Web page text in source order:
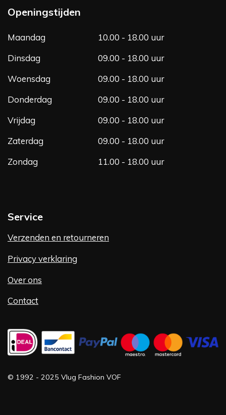
b
o
k
a
g
Openingstijden
Maandag
10.00 - 18.00 uur
Dinsdag
09.00 - 18.00 uur
Woensdag
09.00 - 18.00 uur
Donderdag
09.00 - 18.00 uur
Vrijdag
09.00 - 18.00 uur
Zaterdag
09.00 - 18.00 uur
Zondag
11.00 - 18.00 uur
Service
Verzenden en retourneren
Privacy verklaring
Over ons
Contact
© 1992 - 2025 Vlug Fashion VOF